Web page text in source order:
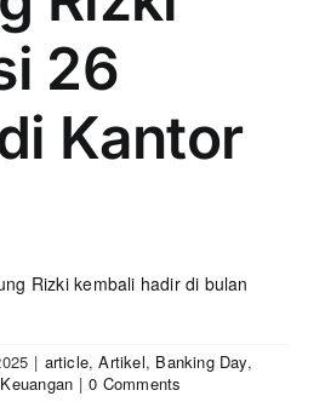
26
Kantor
Rizki kembali hadir di bulan
| article,Artikel, Banking Day,
| 0 Comments